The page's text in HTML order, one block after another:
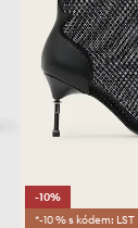
-10%
*-10 % s kódem: LST